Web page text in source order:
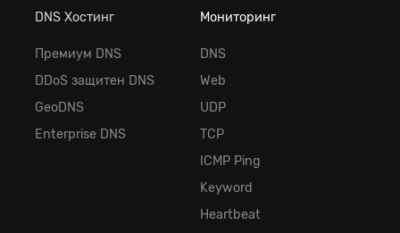
DNS Хостинг
Премиум DNS
DDoS защитен DNS
GeoDNS
Enterprise DNS
Мониторинг
DNS
Web
UDP
TCP
ICMP Ping
Keyword
Heartbeat